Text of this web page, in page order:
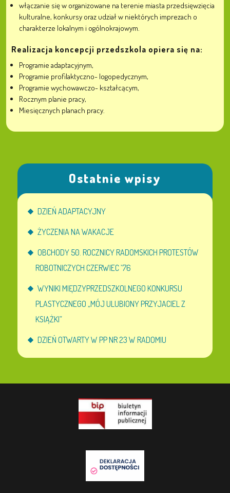
włączanie się w organizowane na terenie miasta przedsięwzięcia
kulturalne, konkursy oraz udział w niektórych imprezach o
charakterze lokalnym i ogólnokrajowym.
Realizacja koncepcji przedszkola opiera się na:
Programie adaptacyjnym,
Programie profilaktyczno- logopedycznym,
Programie wychowawczo- kształcącym,
Rocznym planie pracy,
Miesięcznych planach pracy.
Ostatnie wpisy
DZIEŃ ADAPTACYJNY
ŻYCZENIA NA WAKACJE
OBCHODY 50. ROCZNICY RADOMSKICH PROTESTÓW
ROBOTNICZYCH CZERWIEC ’76
WYNIKI MIĘDZYPRZEDSZKOLNEGO KONKURSU
PLASTYCZNEGO „MÓJ ULUBIONY PRZYJACIEL Z
KSIĄŻKI”
DZIEŃ OTWARTY W PP NR 23 W RADOMIU